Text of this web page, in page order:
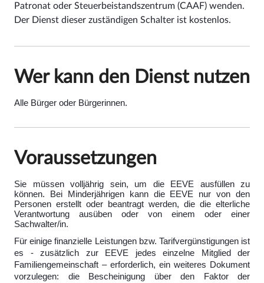
Patronat oder Steuerbeistandszentrum (CAAF) wenden.
Der Dienst dieser zuständigen Schalter ist kostenlos.
Wer kann den Dienst nutzen
Alle Bürger oder Bürgerinnen.
Voraussetzungen
Sie müssen volljährig sein, um die EEVE ausfüllen zu
können. Bei Minderjährigen kann die EEVE nur von den
Personen erstellt oder beantragt werden, die die elterliche
Verantwortung ausüben oder von einem oder einer
Sachwalter/in.
Für einige finanzielle Leistungen bzw. Tarifvergünstigungen ist
es - zusätzlich zur EEVE jedes einzelne Mitglied der
Familiengemeinschaft – erforderlich, ein weiteres Dokument
vorzulegen: die Bescheinigung über den Faktor der